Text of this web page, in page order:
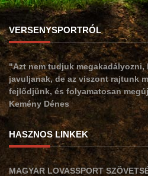
VERSENYSPORTRÓL
"Azt nem tudjuk megakadályozni,
javuljanak, de az viszont rajtunk
fejlődjünk, és folyamatosan
Kemény Dénes
HASZNOS LINKEK
MAGYAR LOVASSPORT